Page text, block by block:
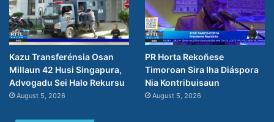
Kazu Transferénsia Osan
Millaun 42 Husi Singapura,
Advogadu Sei Halo Rekursu
August 5, 2026
PR Horta Rekoñese
Timoroan Sira Iha Diáspora
Nia Kontribuisaun
August 5, 2026